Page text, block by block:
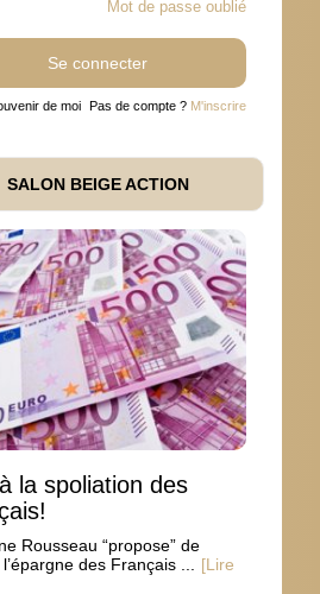
Mot de passe oublié
de moi Pas de compte ? M'inscrire
SALON BEIGE ACTION
la spoliation des
Rousseau “propose” de
des Français ...
[Lire